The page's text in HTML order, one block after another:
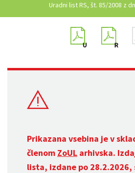
Uradni list RS, št. 85/2008 z
Prikazana vsebina je v
členom ZoUL arhivska.
lista, izdane po 28.2.2026,